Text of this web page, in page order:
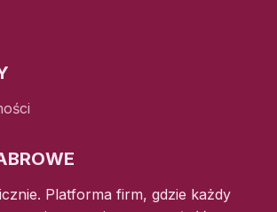
Platforma firm, gdzie każdy